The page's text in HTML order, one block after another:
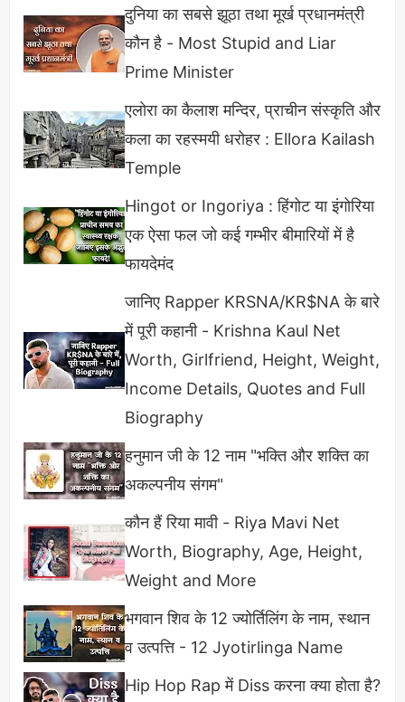
ज्यादा रक्तस्राव होना, महिलाओं में माहवारी के समय
सामान्य से ज्यादा ब्लीडिंग होना, दातों से खून आना व पेशाब
का रंग लाल या गहरा पीला हो जाना इत्यादि।
प्लेटलेट्स बढ़ाने के लिए डाइट प्लान (Diet
Plan To Increase Platelets)
प्लेटलेट्स की कमी से जूझ रहे व्यक्ति को खानपान में अत्यंत
सावधानी बरतनी चाहिए, अगर आप इस डाइट चार्ट को फॉलो
करते हैं तो नेचुरल तरीके से आप इसके काउंट को बढ़ा सकते हैं
दुनिया का सबसे झूठा तथा मूर्ख प्रधानमंत्री
कौन है - Most Stupid and Liar
Prime Minister
एलोरा का कैलाश मन्दिर, प्राचीन संस्कृति और
कला का रहस्मयी धरोहर : Ellora Kailash
Temple
Hingot or Ingoriya : हिंगोट या इंगोरिया
एक ऐसा फल जो कई गम्भीर बीमारियों में है
फायदेमंद
जानिए Rapper KRSNA/KR$NA के बारे
में पूरी कहानी - Krishna Kaul Net
Worth, Girlfriend, Height, Weight,
Income Details, Quotes and Full
Biography
हनुमान जी के 12 नाम "भक्ति और शक्ति का
अकल्पनीय संगम"
कौन हैं रिया मावी - Riya Mavi Net
Worth, Biography, Age, Height,
Weight and More
भगवान शिव के 12 ज्योर्तिलिंग के नाम, स्थान
व उत्पत्ति - 12 Jyotirlinga Name
Hip Hop Rap में Diss करना क्या होता है?